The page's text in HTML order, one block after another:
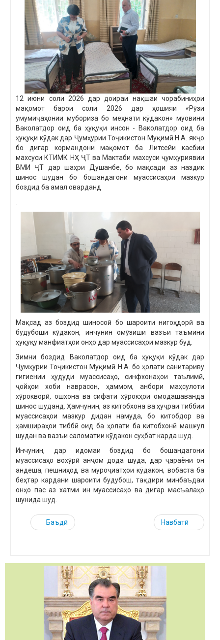
12 июни соли 2026 дар доираи нақшаи чорабиниҳои
мақомот барои соли 2026 дар ҳошияи «Рӯзи
умумиҷаҳонии мубориза бо меҳнати кӯдакон» муовини
Ваколатдор оид ба ҳуқуқи инсон - Ваколатдор оид ба
ҳуқуқи кӯдак дар Ҷумҳурии Тоҷикистон Муқимӣ Н.А. якҷо
бо дигар кормандони мақомот ба Литсейи касбии
махсуси КТИМК НҲ ҶТ ва Мактаби махсуси ҷумҳуриявии
ВМИ ҶТ дар шаҳри Душанбе, бо мақсади аз наздик
шинос шудан бо бошандагони муассисаҳои мазкур
боздид ба амал оварданд
.
Мақсад аз боздид шиносоӣ бо шароити нигоҳдорӣ ва
будубоши кӯдакон, инчунин омӯзиши вазъи таъмини
ҳуқуқу манфиатҳои онҳо дар муассисаҳои мазкур буд.
Зимни боздид Ваколатдор оид ба ҳуқуқи кӯдак дар
Ҷумҳурии Тоҷикистон Муқимӣ Н.А. бо ҳолати санитариву
гигиении ҳудуди муассисаҳо, синфхонаҳои таълимӣ,
ҷойҳои хоби наврасон, ҳаммом, анбори маҳсулоти
хӯрокворӣ, ошхона ва сифати хӯрокҳои омодашаванда
шинос шуданд. Ҳамчунин, аз китобхона ва ҳуҷраи тиббии
муассисаҳои мазкур дидан намуда, бо китобдор ва
ҳамшираҳои тиббӣ оид ба ҳолати ба китобхонӣ машғул
шудан ва вазъи саломатии кӯдакон суҳбат карда шуд.
Инчунин, дар идомаи боздид бо бошандагони
муассисаҳо вохӯрӣ анҷом дода шуда, дар ҷараёни он
андеша, пешниҳод ва муроҷиатҳои кӯдакон, вобаста ба
беҳтар кардани шароити будубош, тақдири минбаъдаи
онҳо пас аз хатми ин муассисаҳо ва дигар масъалаҳо
шунида шуд.
Баъдӣ Навбатӣ